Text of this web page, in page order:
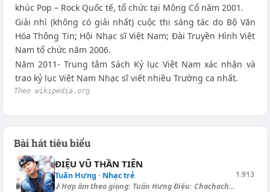
khúc Pop – Rock Quốc tế, tổ chức tại Mông Cổ năm 2001.
Giải nhì (không có giải nhất) cuộc thi sáng tác do Bộ Văn
Hóa Thông Tin; Hội Nhạc sĩ Việt Nam; Đài Truyền Hình Việt
Nam tổ chức năm 2006.
Năm 2011- Trung tâm Sách Kỷ lục Việt Nam xác nhận và
trao kỷ lục Việt Nam Nhạc sĩ viết nhiều Trường ca nhất.
Theo wikipedia.org
Bài hát tiêu biểu
ĐIỆU VŨ THẦN TIÊN
Tuấn Hưng · Nhạc trẻ
♪ Hợp âm theo giọng: Tuấn Hưng Điệu: Chachacha [Em] Vui đêm nay nâng bướ...
1.913